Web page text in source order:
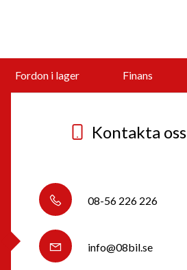
Fordon i lager Finans
Kontakta oss
08-56 226 226
info@08bil.se